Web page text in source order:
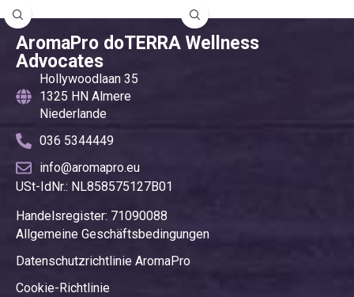
Haut als auch unser inneres
System. Das ätherische Öl hat
einen kräftigen Zitrusduft und
gibt Energie.
ätherisches Öl, das sich
besonders für Diffuser-
Mischungen und verschiedene
AromaPro doTERRA Wellness
Advocates
Hollywoodlaan 35
1325 HN Almere
Niederlande
036 5344449
info@aromapro.eu
USt-IdNr.: NL858575127B01
Handelsregister: 71090088
Allgemeine Geschäftsbedingungen
Datenschutzrichtlinie AromaPro
Cookie-Richtlinie